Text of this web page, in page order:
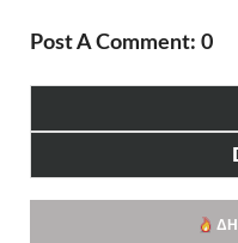
Post A Comment: 0